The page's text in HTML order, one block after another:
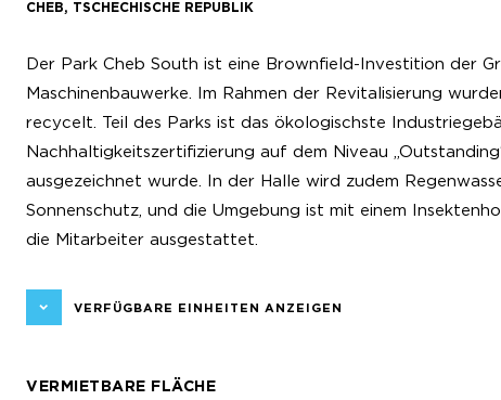
CHEB, TSCHECHISCHE REPUBLIK
Der Park Cheb South ist eine Brownfield-Investition der
Maschinenbauwerke. Im Rahmen der Revitalisierung
recycelt. Teil des Parks ist das ökologischste
Nachhaltigkeitszertifizierung auf dem Niveau
ausgezeichnet wurde. In der Halle wird zudem
Sonnenschutz, und die Umgebung ist mit einem
die Mitarbeiter ausgestattet.
VERFÜGBARE EINHEITEN ANZEIGEN
VERMIETBARE FLÄCHE